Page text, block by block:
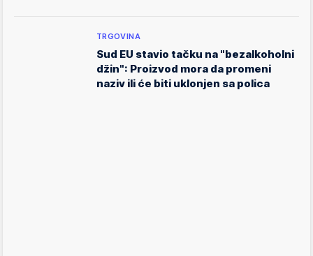
TRGOVINA
Sud EU stavio tačku na "bezalkoholni
džin": Proizvod mora da promeni
naziv ili će biti uklonjen sa polica